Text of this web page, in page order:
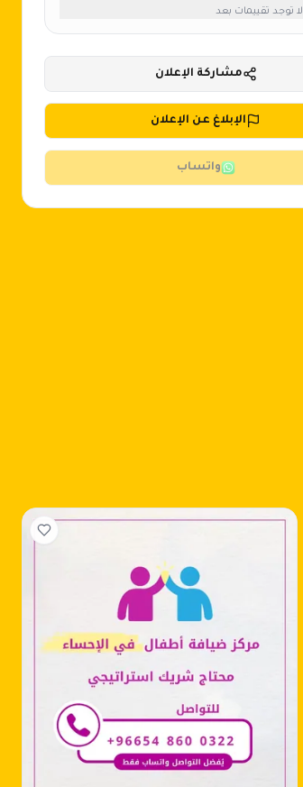
لا توجد تقييمات بعد
مشاركة الإعلان
الإبلاغ عن الإعلان
واتساب